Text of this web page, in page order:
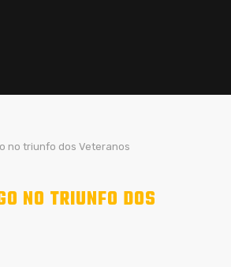
no triunfo dos Veteranos
NO TRIUNFO DOS